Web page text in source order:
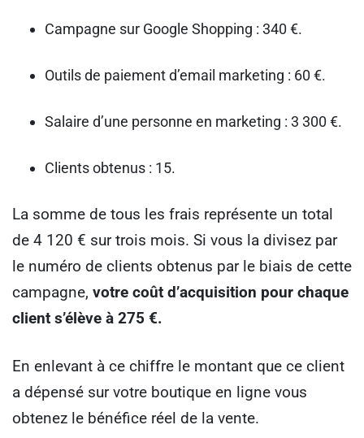
Campagne sur Google Shopping : 340 €.
Outils de paiement d’email marketing : 60 €.
Salaire d’une personne en marketing : 3 300 €.
Clients obtenus : 15.
La somme de tous les frais représente un total
de 4 120 € sur trois mois. Si vous la divisez par
le numéro de clients obtenus par le biais de cette
campagne, votre coût d’acquisition pour chaque
client s’élève à 275 €.
En enlevant à ce chiffre le montant que ce client
a dépensé sur votre boutique en ligne vous
obtenez le bénéfice réel de la vente.